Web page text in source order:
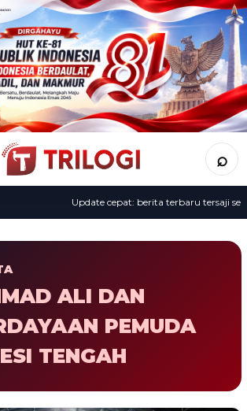
⌕
Update cepat: berita terbaru tersaji
ALI DAN
PEMUDA
TENGAH